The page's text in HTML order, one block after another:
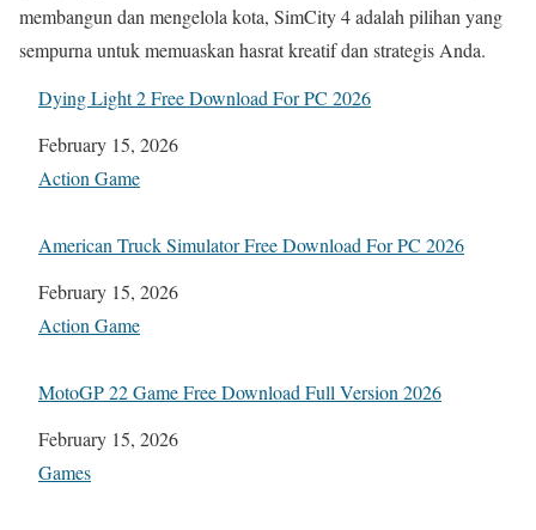
membangun dan mengelola kota, SimCity 4 adalah pilihan yang
sempurna untuk memuaskan hasrat kreatif dan strategis Anda.
Dying Light 2 Free Download For PC 2026
Date
February 15, 2026
In relation to
Action Game
American Truck Simulator Free Download For PC 2026
Date
February 15, 2026
In relation to
Action Game
MotoGP 22 Game Free Download Full Version 2026
Date
February 15, 2026
In relation to
Games